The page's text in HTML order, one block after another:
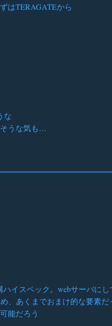
はTERAGATEから
な
うな気も…
イスペック。webサーバに
、あくまでおまけ的な要素だ
能だろう